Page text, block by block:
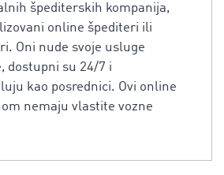
špediterskih kompanija,
online špediteri ili
Oni nude svoje usluge
dostupni su 24/7 i
kao posrednici. Ovi online
nemaju vlastite vozne